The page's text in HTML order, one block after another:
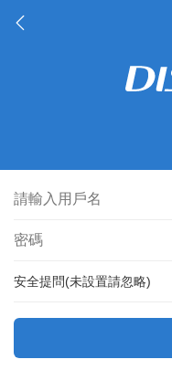
安全提問(未設置請忽略)